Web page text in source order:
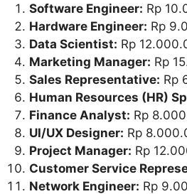
Software Engineer: Rp
Hardware Engineer: Rp
Data Scientist: Rp
Marketing Manager: Rp
Sales Representative: Rp
Human Resources (HR)
Finance Analyst: Rp
UI/UX Designer: Rp
Project Manager: Rp
Customer Service
Network Engineer: Rp